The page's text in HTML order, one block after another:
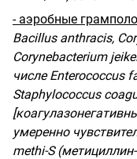
- аэробные
Bacillus anthracis,
Corynebacterium
числе Enterococcus
Staphylococcus
умеренно
methi-S